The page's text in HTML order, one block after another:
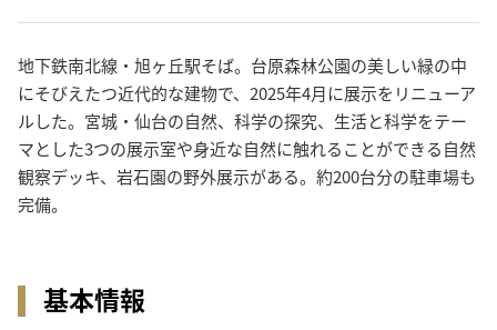
地下鉄南北線・旭ヶ丘駅そば。台原森林公園の美しい緑の中
にそびえたつ近代的な建物で、2025年4月に展示をリニューア
ルした。宮城・仙台の自然、科学の探究、生活と科学をテー
マとした3つの展示室や身近な自然に触れることができる自然
観察デッキ、岩石園の野外展示がある。約200台分の駐車場も
完備。
基本情報